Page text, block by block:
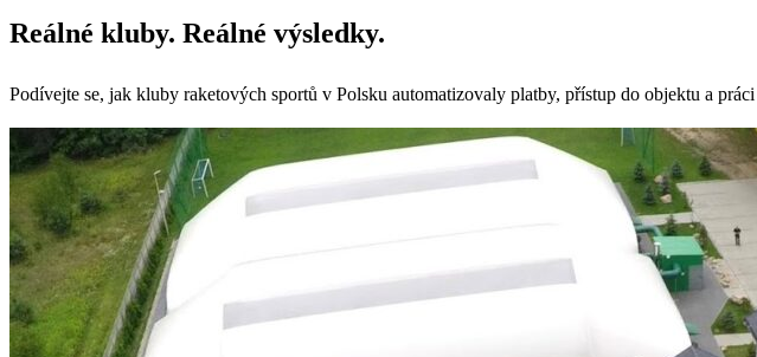
Reálné kluby. Reálné výsledky.
Podívejte se, jak kluby raketových sportů v Polsku automatizovaly platby, přístup do objektu a práci